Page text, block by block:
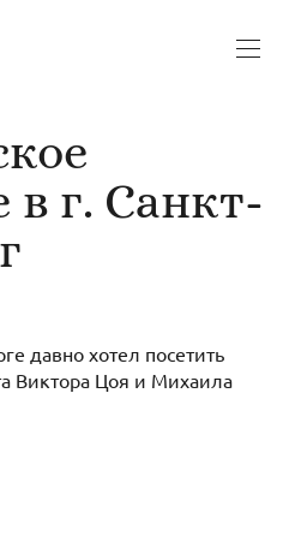
г. Санкт-
давно хотел посетить
Виктора Цоя и Михаила